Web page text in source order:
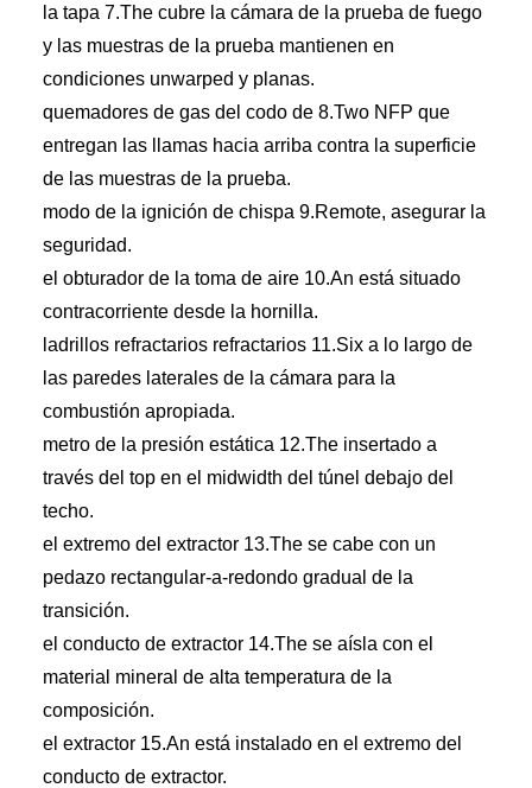
la tapa 7.The cubre la cámara de la prueba de fuego
y las muestras de la prueba mantienen en
condiciones unwarped y planas.
quemadores de gas del codo de 8.Two NFP que
entregan las llamas hacia arriba contra la superficie
de las muestras de la prueba.
modo de la ignición de chispa 9.Remote, asegurar la
seguridad.
el obturador de la toma de aire 10.An está situado
contracorriente desde la hornilla.
ladrillos refractarios refractarios 11.Six a lo largo de
las paredes laterales de la cámara para la
combustión apropiada.
metro de la presión estática 12.The insertado a
través del top en el midwidth del túnel debajo del
techo.
el extremo del extractor 13.The se cabe con un
pedazo rectangular-a-redondo gradual de la
transición.
el conducto de extractor 14.The se aísla con el
material mineral de alta temperatura de la
composición.
el extractor 15.An está instalado en el extremo del
conducto de extractor.